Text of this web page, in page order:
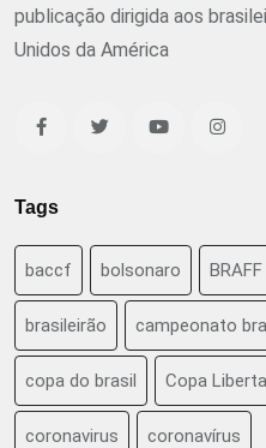
publicação dirigida aos
Unidos da América
Tags
baccf bolsonaro BRAFF
brasileirão campeonato
copa do brasil Copa
coronavirus coronavírus